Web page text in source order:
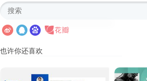
也许你还喜欢